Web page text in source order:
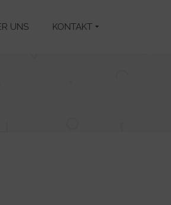
UNS KONTAKT